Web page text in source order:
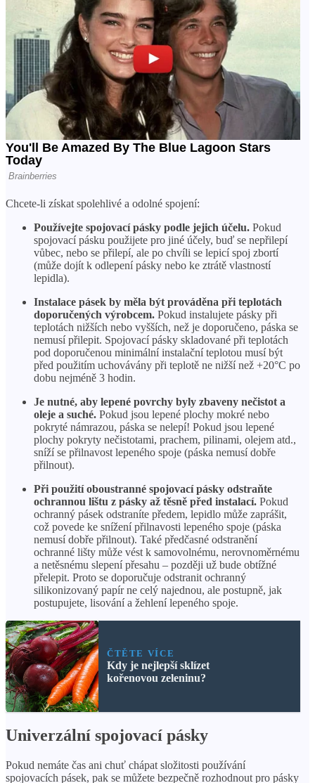
Chcete-li získat spolehlivé a odolné spojení:
Používejte spojovací pásky podle jejich účelu. Pokud
spojovací pásku použijete pro jiné účely, buď se nepřilepí
vůbec, nebo se přilepí, ale po chvíli se lepicí spoj zbortí
(může dojít k odlepení pásky nebo ke ztrátě vlastností
lepidla).
Instalace pásek by měla být prováděna při teplotách
doporučených výrobcem. Pokud instalujete pásky při
teplotách nižších nebo vyšších, než je doporučeno, páska se
nemusí přilepit. Spojovací pásky skladované při teplotách
pod doporučenou minimální instalační teplotou musí být
před použitím uchovávány při teplotě ne nižší než +20°C po
dobu nejméně 3 hodin.
Je nutné, aby lepené povrchy byly zbaveny nečistot a
oleje a suché. Pokud jsou lepené plochy mokré nebo
pokryté námrazou, páska se nelepí! Pokud jsou lepené
plochy pokryty nečistotami, prachem, pilinami, olejem atd.,
sníží se přilnavost lepeného spoje (páska nemusí dobře
přilnout).
Při použití oboustranné spojovací pásky odstraňte
ochrannou lištu z pásky až těsně před instalací. Pokud
ochranný pásek odstraníte předem, lepidlo může zaprášit,
což povede ke snížení přilnavosti lepeného spoje (páska
nemusí dobře přilnout). Také předčasné odstranění
ochranné lišty může vést k samovolnému, nerovnoměrnému
a netěsnému slepení přesahu – později už bude obtížné
přelepit. Proto se doporučuje odstranit ochranný
silikonizovaný papír ne celý najednou, ale postupně, jak
postupujete, lisování a žehlení lepeného spoje.
ČTĚTE VÍCE
Kdy je nejlepší sklízet
kořenovou zeleninu?
Univerzální spojovací pásky
Pokud nemáte čas ani chuť chápat složitosti používání
spojovacích pásek, pak se můžete bezpečně rozhodnout pro pásky